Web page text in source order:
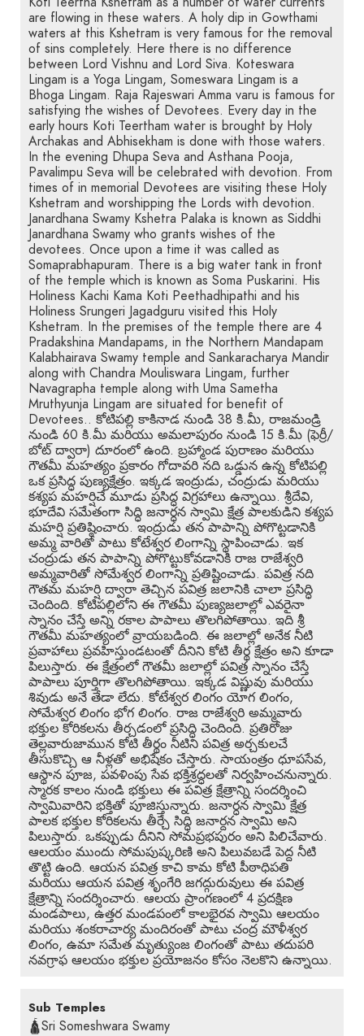
are flowing in these waters. A holy dip in Gowthami
waters at this Kshetram is very famous for the removal
of sins completely. Here there is no difference
between Lord Vishnu and Lord Siva. Koteswara
Lingam is a Yoga Lingam, Someswara Lingam is a
Bhoga Lingam. Raja Rajeswari Amma varu is famous for
satisfying the wishes of Devotees. Every day in the
early hours Koti Teertham water is brought by Holy
Archakas and Abhisekham is done with those waters.
In the evening Dhupa Seva and Asthana Pooja,
Pavalimpu Seva will be celebrated with devotion. From
times of in memorial Devotees are visiting these Holy
Kshetram and worshipping the Lords with devotion.
Janardhana Swamy Kshetra Palaka is known as Siddhi
Janardhana Swamy who grants wishes of the
devotees. Once upon a time it was called as
Somaprabhapuram. There is a big water tank in front
of the temple which is known as Soma Puskarini. His
Holiness Kachi Kama Koti Peethadhipathi and his
Holiness Srungeri Jagadguru visited this Holy
Kshetram. In the premises of the temple there are 4
Pradakshina Mandapams, in the Northern Mandapam
Kalabhairava Swamy temple and Sankaracharya Mandir
along with Chandra Mouliswara Lingam, further
Navagrapha temple along with Uma Sametha
Mruthyunja Lingam are situated for benefit of
Devotees.. కోటిపల్లి కాకినాడ నుండి 38 కి.మీ, రాజమండ్రి
నుండి 60 కి.మీ మరియు అమలాపురం నుండి 15 కి.మీ (ఫెర్రీ/
బోట్ ద్వారా) దూరంలో ఉంది. బ్రహ్మాండ పురాణం మరియు
గౌతమీ మహత్యం ప్రకారం గోదావరి నది ఒడ్డున ఉన్న కోటిపల్లి
ఒక ప్రసిద్ధ పుణ్యక్షేత్రం. ఇక్కడ ఇంద్రుడు, చంద్రుడు మరియు
కశ్యప మహర్షిచే మూడు ప్రసిద్ధ విగ్రహాలు ఉన్నాయి. శ్రీదేవి,
భూదేవి సమేతంగా సిద్ధి జనార్ధన స్వామి క్షేత్ర పాలకుడిని కశ్యప
మహర్షి ప్రతిష్ఠించారు. ఇంద్రుడు తన పాపాన్ని పోగొట్టడానికి
అమ్మ వారితో పాటు కోటేశ్వర లింగాన్ని స్థాపించాడు. ఇక
చంద్రుడు తన పాపాన్ని పోగొట్టుకోవడానికి రాజ రాజేశ్వరి
అమ్మవారితో సోమేశ్వర లింగాన్ని ప్రతిష్టించాడు. పవిత్ర నది
గౌతమ మహర్షి ద్వారా తెచ్చిన పవిత్ర జలానికి చాలా ప్రసిద్ధి
చెందింది. కోటిపల్లిలోని ఈ గౌతమీ పుణ్యజలాల్లో ఎవరైనా
స్నానం చేస్తే అన్ని రకాల పాపాలు తొలగిపోతాయి. ఇది శ్రీ
గౌతమీ మహత్యంలో వ్రాయబడింది. ఈ జలాల్లో అనేక నీటి
ప్రవాహాలు ప్రవహిస్తుండటంతో దీనిని కోటి తీర్థ క్షేత్రం అని కూడా
పిలుస్తారు. ఈ క్షేత్రంలో గౌతమీ జలాల్లో పవిత్ర స్నానం చేస్తే
పాపాలు పూర్తిగా తొలగిపోతాయి. ఇక్కడ విష్ణువు మరియు
శివుడు అనే తేడా లేదు. కోటేశ్వర లింగం యోగ లింగం,
సోమేశ్వర లింగం భోగ లింగం. రాజ రాజేశ్వరి అమ్మవారు
భక్తుల కోరికలను తీర్చడంలో ప్రసిద్ధి చెందింది. ప్రతిరోజు
తెల్లవారుజామున కోటి తీర్థం నీటిని పవిత్ర అర్చకులచే
తీసుకొచ్చి ఆ నీళ్లతో అభిషేకం చేస్తారు. సాయంత్రం ధూపసేవ,
ఆస్థాన పూజ, పవళింపు సేవ భక్తిశ్రద్ధలతో నిర్వహించనున్నారు.
స్మారక కాలం నుండి భక్తులు ఈ పవిత్ర క్షేత్రాన్ని సందర్శించి
స్వామివారిని భక్తితో పూజిస్తున్నారు. జనార్ధన స్వామి క్షేత్ర
పాలక భక్తుల కోరికలను తీర్చే సిద్ధి జనార్దన స్వామి అని
పిలుస్తారు. ఒకప్పుడు దీనిని సోమప్రభపురం అని పిలిచేవారు.
ఆలయం ముందు సోమపుష్కరిణి అని పిలువబడే పెద్ద నీటి
తొట్టి ఉంది. ఆయన పవిత్ర కాచి కామ కోటి పీఠాధిపతి
మరియు ఆయన పవిత్ర శృంగేరి జగద్గురువులు ఈ పవిత్ర
క్షేత్రాన్ని సందర్శించారు. ఆలయ ప్రాంగణంలో 4 ప్రదక్షిణ
మండపాలు, ఉత్తర మండపంలో కాలభైరవ స్వామి ఆలయం
మరియు శంకరాచార్య మందిరంతో పాటు చంద్ర మౌళీశ్వర
లింగం, ఉమా సమేత మృత్యుంజ లింగంతో పాటు తదుపరి
నవగ్రాఫ ఆలయం భక్తుల ప్రయోజనం కోసం నెలకొని ఉన్నాయి.
Sub Temples
🛕Sri Someshwara Swamy